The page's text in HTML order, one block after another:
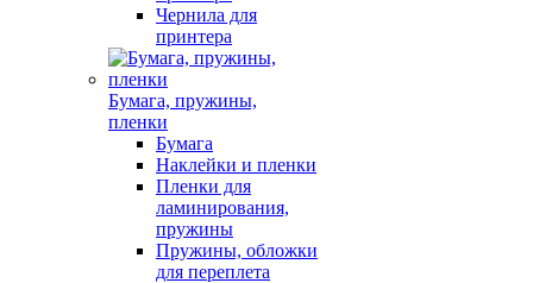
Чернила для
принтера
Бумага, пружины,
пленки
Бумага
Наклейки и пленки
Пленки для
ламинирования,
пружины
Пружины, обложки
для переплета